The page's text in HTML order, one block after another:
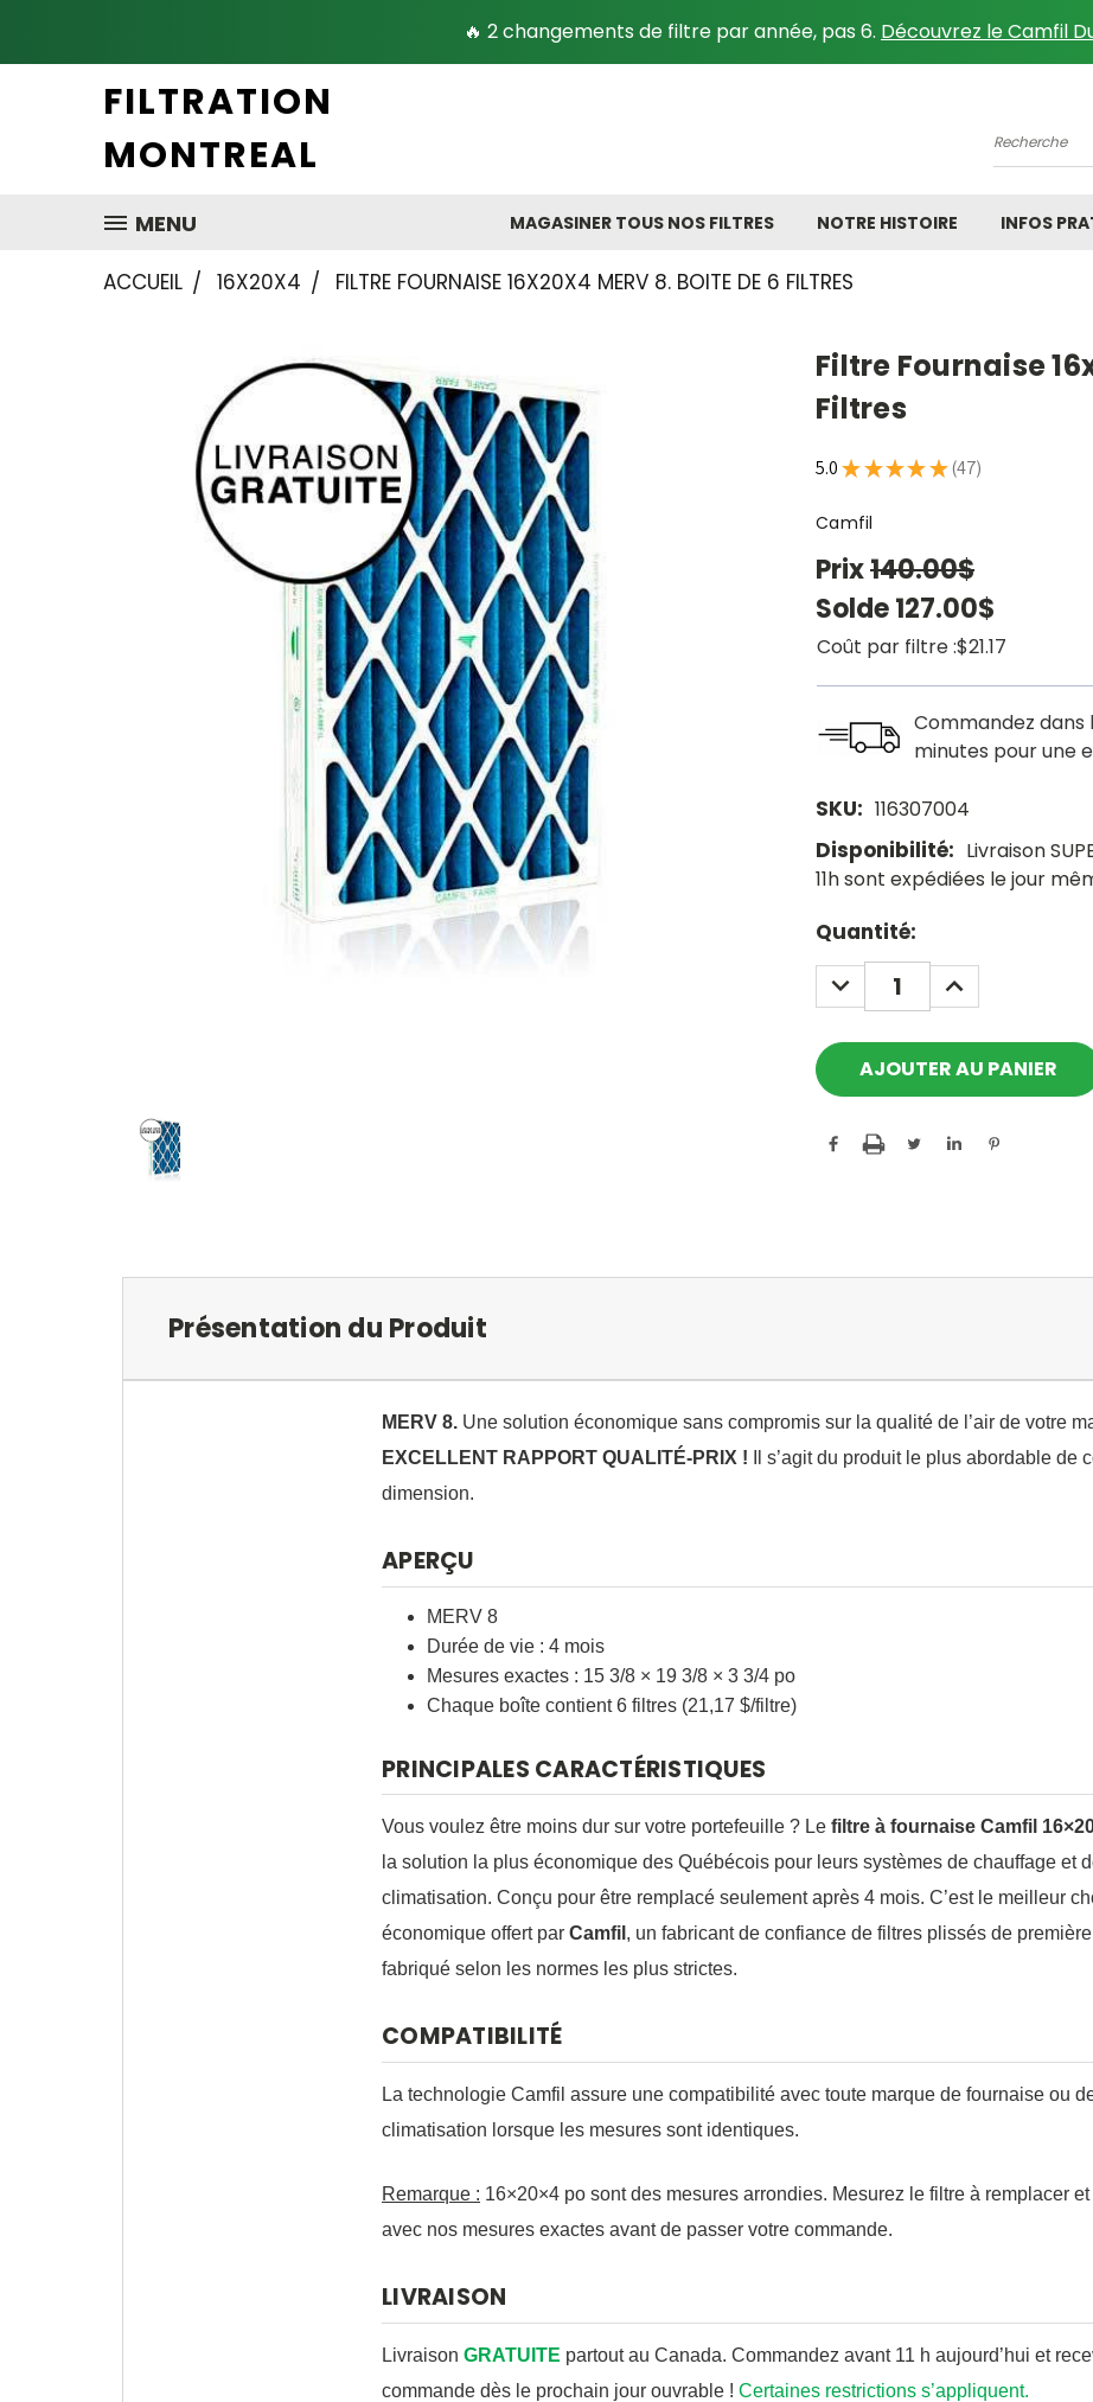
🔥 2 changements de filtre par année, pas 6. Découvrez le Camfil
FILTRATION
MONTREAL
Recherche
MENU MAGASINER TOUS NOS FILTRES NOTRE HISTOIRE INFOS
ACCUEIL 16X20X4 FILTRE FOURNAISE 16X20X4 MERV 8. BOITE DE 6 FILTRES
Filtre Fournaise
Filtres
5.0★ ★ ★ ★ ★ 47
47
Camfil
Prix140.00$
Solde127.00$
Coût par filtre :$21.17
Commandez dans
minutes pour une
SKU: 116307004
Disponibilité: Livraison
11h sont expédiées le jour
Current
Stock:
Quantité:
DECREASE
QUANTITY:
INCREASE
QUANTITY:
Présentation du Produit
MERV 8. Une solution économique sans compromis sur la qualité de l’air de votre
EXCELLENT RAPPORT QUALITÉ-PRIX ! Il s’agit du produit le plus abordable de
dimension.
APERÇU
MERV 8
Durée de vie : 4 mois
Mesures exactes : 15 3/8 × 19 3/8 × 3 3/4 po
Chaque boîte contient 6 filtres (21,17 $/filtre)
PRINCIPALES CARACTÉRISTIQUES
Vous voulez être moins dur sur votre portefeuille ? Le filtre à fournaise Camfil
la solution la plus économique des Québécois pour leurs systèmes de chauffage et
climatisation. Conçu pour être remplacé seulement après 4 mois. C’est le meilleur
économique offert par Camfil , un fabricant de confiance de filtres plissés de
fabriqué selon les normes les plus strictes.
COMPATIBILITÉ
La technologie Camfil assure une compatibilité avec toute marque de fournaise ou
climatisation lorsque les mesures sont identiques.
Remarque : 16×20×4 po sont des mesures arrondies. Mesurez le filtre à remplacer
avec nos mesures exactes avant de passer votre commande.
LIVRAISON
Livraison GRATUITE partout au Canada. Commandez avant 11 h aujourd’hui et
commande dès le prochain jour ouvrable ! Certaines restrictions s’appliquent.